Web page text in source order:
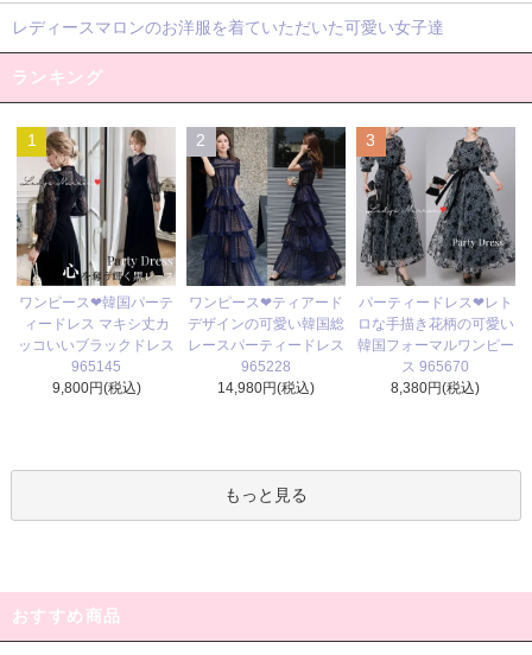
レディースマロンのお洋服を着ていただいた可愛い女子達
ランキング
1
ワンピース❤韓国パーテ
ィードレス マキシ丈カ
ッコいいブラックドレス
965145
9,800円(税込)
2
ワンピース❤ティアード
デザインの可愛い韓国総
レースパーティードレス
965228
14,980円(税込)
3
パーティードレス❤レト
ロな手描き花柄の可愛い
韓国フォーマルワンピー
ス 965670
8,380円(税込)
もっと見る
おすすめ商品